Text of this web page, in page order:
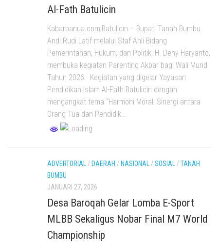
Al-Fath Batulicin
Kabarbanua.com,Batulicin – Bupati Tanah Bumbu
Andi Rudi Latif melalui Staf Ahli Bidang
Pemerintahan, Hukum, dan Politik, H. Deny Haryanto,
membuka kegiatan Parenting Akbar bagi Wali Murid
Tahun 2026. Kegiatan yang digelar Yayasan
Pendidikan Islam Al-Fath Batulicin dengan
mengangkat tema “Harmoni Moral: Sinergi antara
Orang Tua dan Pendidik...
ADVERTORIAL / DAERAH / NASIONAL /SOSIAL /TANAH
BUMBU
JANUARI 27, 2026
Desa Baroqah Gelar Lomba E-Sport
MLBB Sekaligus Nobar Final M7 World
Championship